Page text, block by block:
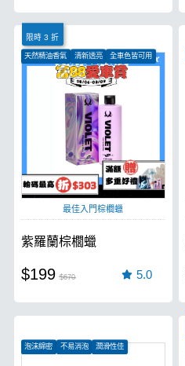
限時 3 折
天然精油香氣 清新透亮 全車色皆可用
最佳入門棕櫚蠟
紫羅蘭棕櫚蠟
$199 $670 5.0
泡沫綿密 不易消泡 潤滑性佳